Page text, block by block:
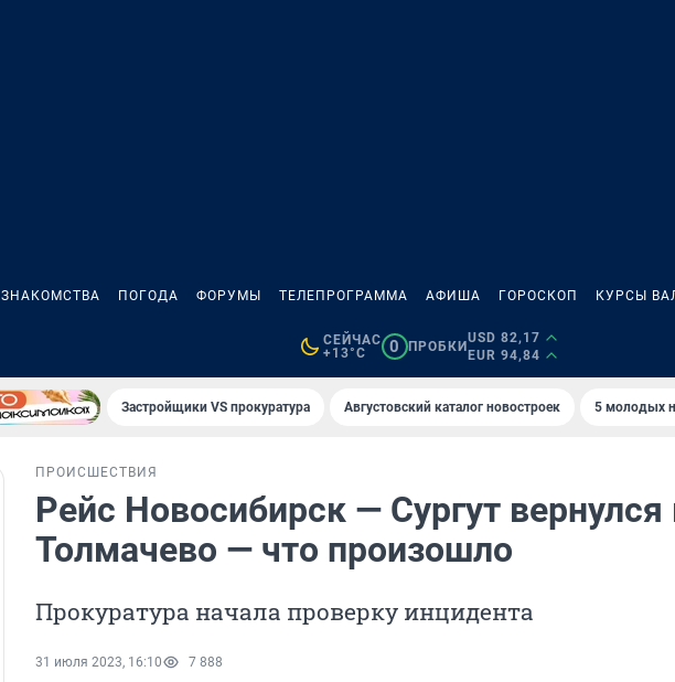
ЗНАКОМСТВА ПОГОДА ФОРУМЫ ТЕЛЕПРОГРАММА АФИША ГОРОСКОП КУРСЫ
СЕЙЧАС
+13°C
0 ПРОБКИ
USD 82,17
EUR 94,84
Застройщики VS прокуратура Августовский каталог новостроек 5 молодых
ПРОИСШЕСТВИЯ
Рейс Новосибирск — Сургут вернулся
Толмачево — что произошло
Прокуратура начала проверку инцидента
31 июля 2023, 16:10 7 888